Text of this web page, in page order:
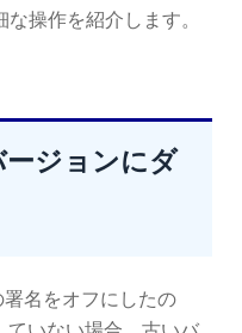
操作を紹介します。
ージョンにダ
名をオフにしたの